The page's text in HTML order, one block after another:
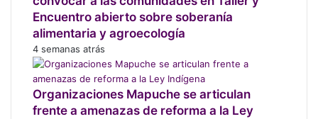
m
b
i
e
n
t
a
l
Encuentro abierto sobre soberanía
alimentaria y agroecología
4 semanas atrás
Organizaciones Mapuche se articulan
frente a amenazas de reforma a la Ley